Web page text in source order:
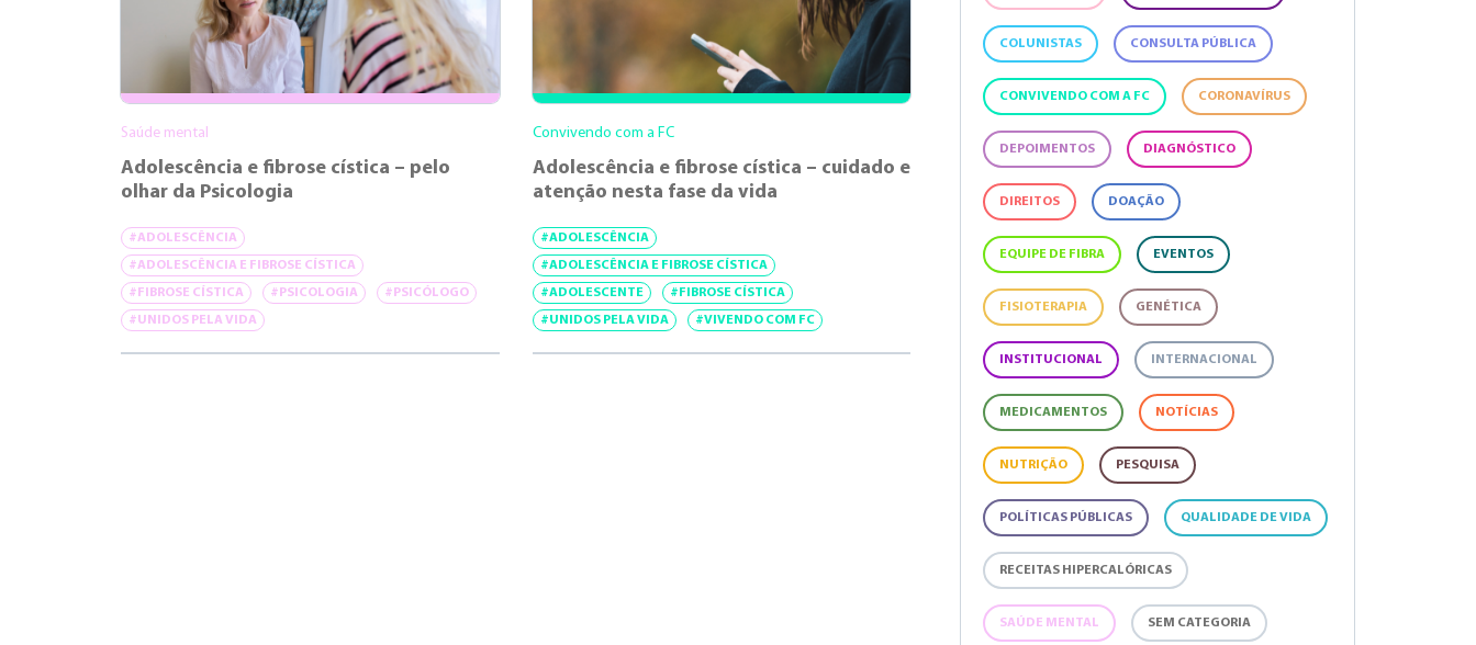
Saúde mental
Adolescência e fibrose cística – pelo
olhar da Psicologia
#ADOLESCÊNCIA
#ADOLESCÊNCIA E FIBROSE CÍSTICA
#FIBROSE CÍSTICA #PSICOLOGIA #PSICÓLOGO
#UNIDOS PELA VIDA
Convivendo com a FC
Adolescência e fibrose cística – cuidado e
atenção nesta fase da vida
#ADOLESCÊNCIA
#ADOLESCÊNCIA E FIBROSE CÍSTICA
#ADOLESCENTE #FIBROSE CÍSTICA
#UNIDOS PELA VIDA #VIVENDO COM FC
COLUNISTAS CONSULTA PÚBLICA
CONVIVENDO COM A FC CORONAVÍRUS
DEPOIMENTOS DIAGNÓSTICO
DIREITOS DOAÇÃO
EQUIPE DE FIBRA EVENTOS
FISIOTERAPIA GENÉTICA
INSTITUCIONAL INTERNACIONAL
MEDICAMENTOS NOTÍCIAS
NUTRIÇÃO PESQUISA
POLÍTICAS PÚBLICAS QUALIDADE DE VIDA
RECEITAS HIPERCALÓRICAS
SAÚDE MENTAL SEM CATEGORIA